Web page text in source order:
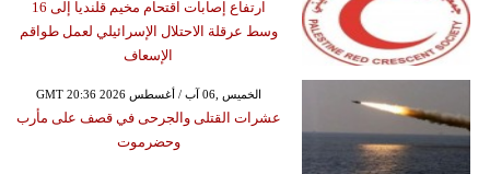
ارتفاع إصابات اقتحام مخيم قلنديا إلى 16
وسط عرقلة الاحتلال الإسرائيلي لعمل طواقم
الإسعاف
GMT 20:36 2026 الخميس ,06 آب / أغسطس
عشرات القتلى والجرحى في قصف على مأرب
وحضرموت